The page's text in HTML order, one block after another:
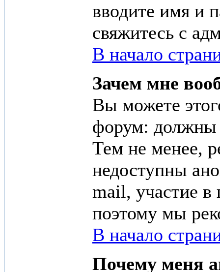
вводите имя и
свяжитесь с
В начало
Зачем мне
Вы можете
форум: должны
Тем не менее,
недоступны
mail, участие в
поэтому мы
В начало
Почему меня